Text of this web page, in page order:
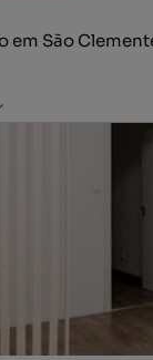
em São